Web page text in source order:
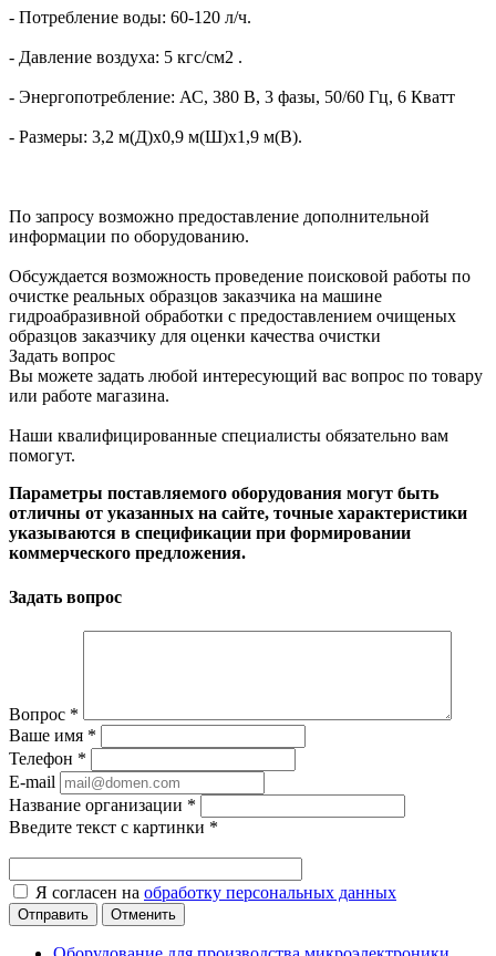
- Потребление воды: 60-120 л/ч.
- Давление воздуха: 5 кгс/см2 .
- Энергопотребление: АС, 380 В, 3 фазы, 50/60 Гц, 6 Кватт
- Размеры: 3,2 м(Д)x0,9 м(Ш)x1,9 м(В).
По запросу возможно предоставление дополнительной
информации по оборудованию.
Обсуждается возможность проведение поисковой работы по
очистке реальных образцов заказчика на машине
гидроабразивной обработки с предоставлением очищеных
образцов заказчику для оценки качества очистки
Задать вопрос
Вы можете задать любой интересующий вас вопрос по товару
или работе магазина.
Наши квалифицированные специалисты обязательно вам
помогут.
Параметры поставляемого оборудования могут быть
отличны от указанных на сайте, точные характеристики
указываются в спецификации при формировании
коммерческого предложения.
Задать вопрос
Вопрос *
Ваше имя *
Телефон *
E-mail
Название организации *
Введите текст с картинки *
Я согласен на обработку персональных данных
Отменить